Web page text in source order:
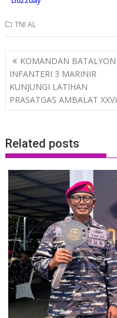
TNI AL
Post
navigation
KOMANDAN BATALYON
INFANTERI 3 MARINIR
KUNJUNGI LATIHAN
PRASATGAS AMBALAT XXVI
Related posts